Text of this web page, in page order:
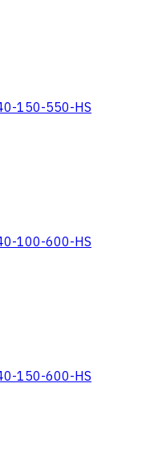
150-550-HS
100-600-HS
150-600-HS